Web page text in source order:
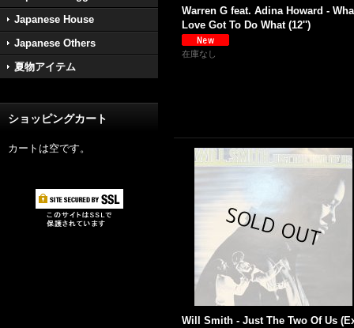
Japanese House
Japanese Others
夏物アイテム
ショッピングカート
カートは空です。
Warren G feat. Adina Howard -
Love Got To Do What (12'')
在庫なし
Will Smith - Just The Two Of Us